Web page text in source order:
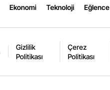
Ekonomi Teknoloji Eğlence
Gizlilik
Politikası
Çerez
Politikası